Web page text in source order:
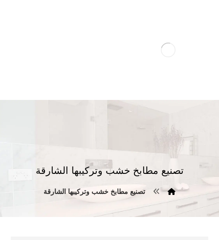
تصنيع مطابخ خشب وتركيبها الشارقة
تصنيع مطابخ خشب وتركيبها الشارقة